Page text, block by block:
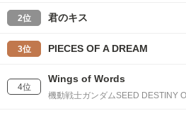
2位 君のキス
3位 PIECES OF A DREAM
4位
Wings of Words
機動戦士ガンダムSEED DESTINY